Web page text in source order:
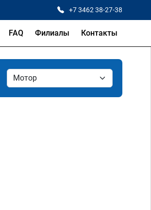
+7 3462 38-27-38
FAQ Филиалы Контакты